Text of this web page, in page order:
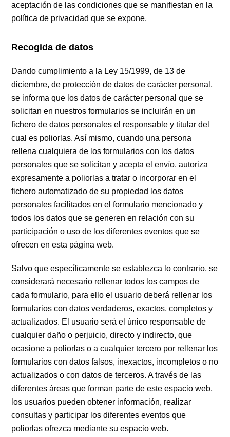
aceptación de las condiciones que se manifiestan en la
política de privacidad que se expone.
Recogida de datos
Dando cumplimiento a la Ley 15/1999, de 13 de
diciembre, de protección de datos de carácter personal,
se informa que los datos de carácter personal que se
solicitan en nuestros formularios se incluirán en un
fichero de datos personales el responsable y titular del
cual es poliorlas. Así mismo, cuando una persona
rellena cualquiera de los formularios con los datos
personales que se solicitan y acepta el envío, autoriza
expresamente a poliorlas a tratar o incorporar en el
fichero automatizado de su propiedad los datos
personales facilitados en el formulario mencionado y
todos los datos que se generen en relación con su
participación o uso de los diferentes eventos que se
ofrecen en esta página web.
Salvo que específicamente se establezca lo contrario, se
considerará necesario rellenar todos los campos de
cada formulario, para ello el usuario deberá rellenar los
formularios con datos verdaderos, exactos, completos y
actualizados. El usuario será el único responsable de
cualquier daño o perjuicio, directo y indirecto, que
ocasione a poliorlas o a cualquier tercero por rellenar los
formularios con datos falsos, inexactos, incompletos o no
actualizados o con datos de terceros. A través de las
diferentes áreas que forman parte de este espacio web,
los usuarios pueden obtener información, realizar
consultas y participar los diferentes eventos que
poliorlas ofrezca mediante su espacio web.